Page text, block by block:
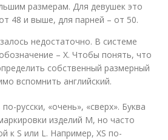
размерам. Для девушек это
48 и выше, для парней – от 50.
недостаточно. В системе
– X. Чтобы понять, что
собственный размерный
вспомнить английский.
русски, «очень», «сверх». Буква
изделий M, но часто
к S или L. Например, XS по-